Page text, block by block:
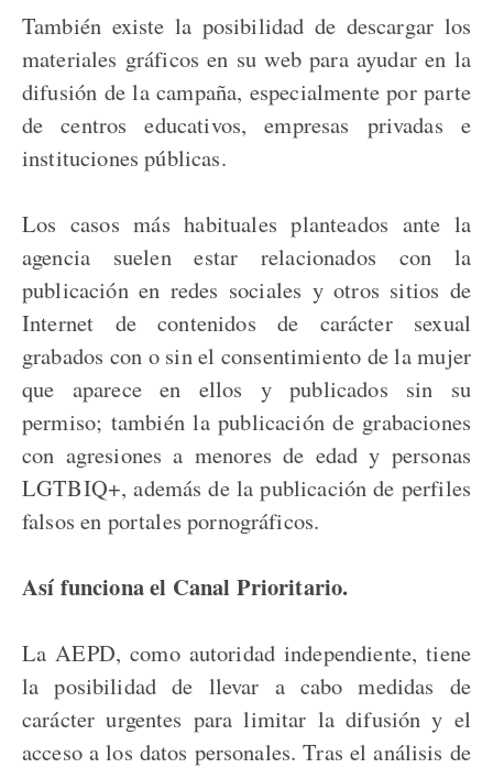
También existe la posibilidad de descargar los
materiales gráficos en su web para ayudar en la
difusión de la campaña, especialmente por parte
de centros educativos, empresas privadas e
instituciones públicas.
Los casos más habituales planteados ante la
agencia suelen estar relacionados con la
publicación en redes sociales y otros sitios de
Internet de contenidos de carácter sexual
grabados con o sin el consentimiento de la mujer
que aparece en ellos y publicados sin su
permiso; también la publicación de grabaciones
con agresiones a menores de edad y personas
LGTBIQ+, además de la publicación de perfiles
falsos en portales pornográficos.
Así funciona el Canal Prioritario.
La AEPD, como autoridad independiente, tiene
la posibilidad de llevar a cabo medidas de
carácter urgentes para limitar la difusión y el
acceso a los datos personales. Tras el análisis de